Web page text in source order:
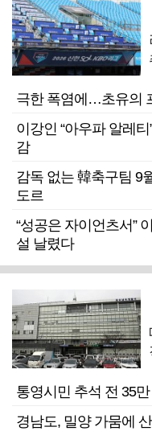
극한 폭염에…초유의
이강인 “아우파 알레
감
감독 없는 韓축구팀 9
도르
“성공은 자이언츠서”
설 날렸다
통영시민 추석 전 35
경남도, 밀양 가뭄에